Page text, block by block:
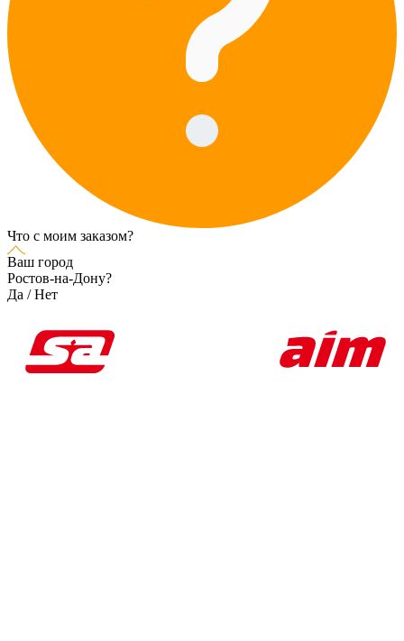
Что с моим заказом?
Ваш город
Ростов-на-Дону?
Да /Нет